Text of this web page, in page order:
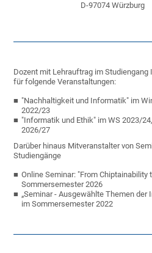
D-97074 Würzburg
Dozent mit Lehrauftrag im
für folgende Veranstaltungen:
"Nachhaltigkeit und Informatik" im
2022/23
"Informatik und Ethik" im WS 2023/
2026/27
Darüber hinaus Mitveranstalter von
Studiengänge
Online Seminar: "From Chiptainability
Sommersemester 2026
„Seminar - Ausgewählte Themen
im Sommersemester 2022